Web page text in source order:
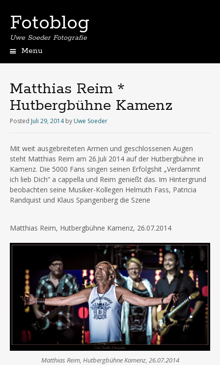
Fotoblog
Uwe Soeder Fotografie
Menu
Matthias Reim *
Hutbergbühne Kamenz
Posted Juli 29, 2014 by Uwe Soeder
Mit weit ausgebreiteten Armen und geschlossenen Augen
steht Matthias Reim am 26.Juli 2014 auf der Hutbergbühne in
Kamenz. Die 5000 Fans singen seinen Erfolgshit „Verdammt
ich lieb Dich“ a cappella und Reim genießt das. Im Hintergrund
beobachten seine Musiker-Kollegen Helmuth Fass, Patricia
Randquist und Klaus Spangenberg die Szene
Matthias Reim, Hutbergbühne Kamenz, 26.07.2014
Matthias Reim, Hutbergbühne Kamenz, 26.07.2014